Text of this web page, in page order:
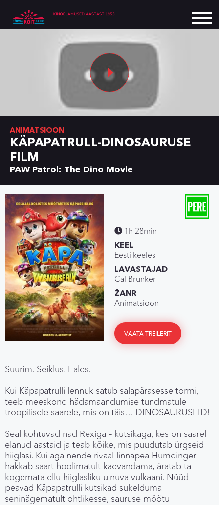
ANIMATSIOON
KÄPAPATRULL-DINOSAURUSE
FILM
PAW Patrol: The Dino Movie
1h 28min
KEEL
Eesti keeles
LAVASTAJAD
Cal Brunker
ŽANR
Animatsioon
VAATA TREILERIT
Suurim. Seiklus. Eales.
Kui Käpapatrulli lennuk satub salapärasesse tormi,
teeb meeskond hädamaandumise tundmatule
troopilisele saarele, mis on täis… DINOSAURUSEID!
Seal kohtuvad nad Rexiga – kutsikaga, kes on saarel
elanud aastaid ja teab kõike, mis puudutab ürgseid
hiiglasi. Kui aga nende rivaal linnapea Humdinger
hakkab saart hoolimatult kaevandama, äratab ta
kogemata ellu hiiglasliku uinuva vulkaani. Nüüd
peavad Käpapatrulli kutsikad sukelduma
seninägematult ohtlikesse, sauruse mõõtu